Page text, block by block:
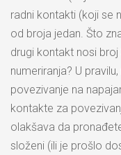
radni kontakti (koji se
od broja jedan. Što
drugi kontakt nosi
numeriranja? U
povezivanje na
kontakte za
olakšava da
složeni (ili je prošlo